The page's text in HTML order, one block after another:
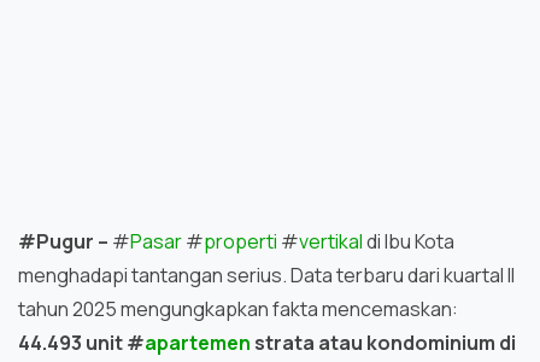
#Pugur – #Pasar#properti #vertikaldi Ibu Kota
menghadapi tantangan serius. Data terbaru dari kuartal II
tahun 2025 mengungkapkan fakta mencemaskan:
44.493 unit #apartemen strata atau kondominium di